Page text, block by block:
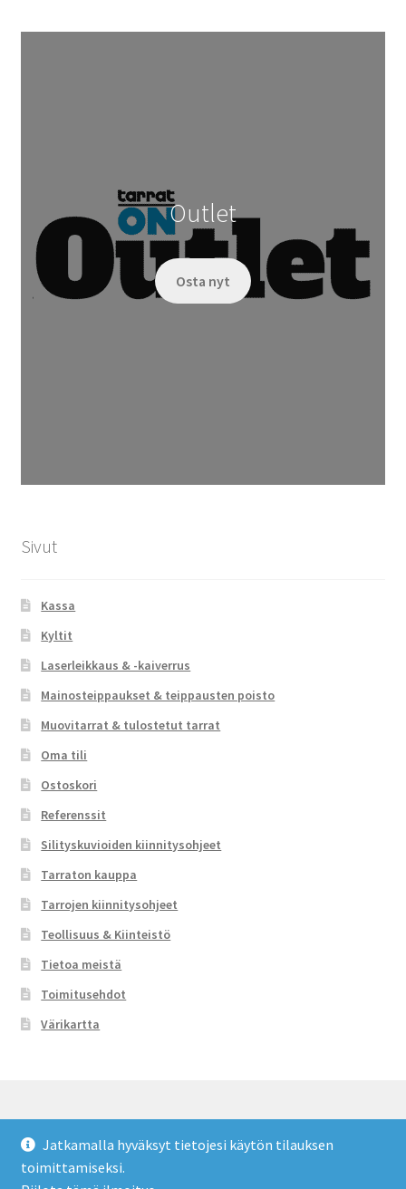
Jatkamalla hyväksyt tietojesi käytön tilauksen
toimittamiseksi.
Outlet
Osta nyt
Sivut
Kassa
Kyltit
Laserleikkaus & -kaiverrus
Mainosteippaukset & teippausten poisto
Muovitarrat & tulostetut tarrat
Oma tili
Ostoskori
Referenssit
Silityskuvioiden kiinnitysohjeet
Tarraton kauppa
Tarrojen kiinnitysohjeet
Teollisuus & Kiinteistö
Tietoa meistä
Toimitusehdot
Värikartta
© Tarraton 2026
Toimitusehdot